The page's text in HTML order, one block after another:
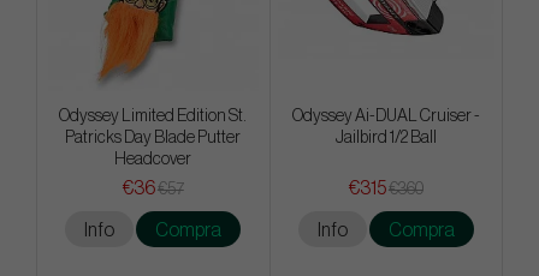
Odyssey Limited Edition St.
Patricks Day Blade Putter
Headcover
€36€57
Info Compra
Odyssey Ai-DUAL Cruiser -
Jailbird 1/2 Ball
€315€360
Info Compra